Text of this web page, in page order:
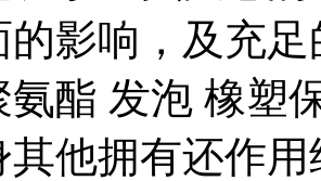
的影响，及充
氨酯 发泡 橡塑
其他拥有还作